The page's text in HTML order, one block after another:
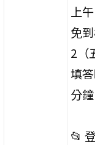
上
免
2（
填
分
📂